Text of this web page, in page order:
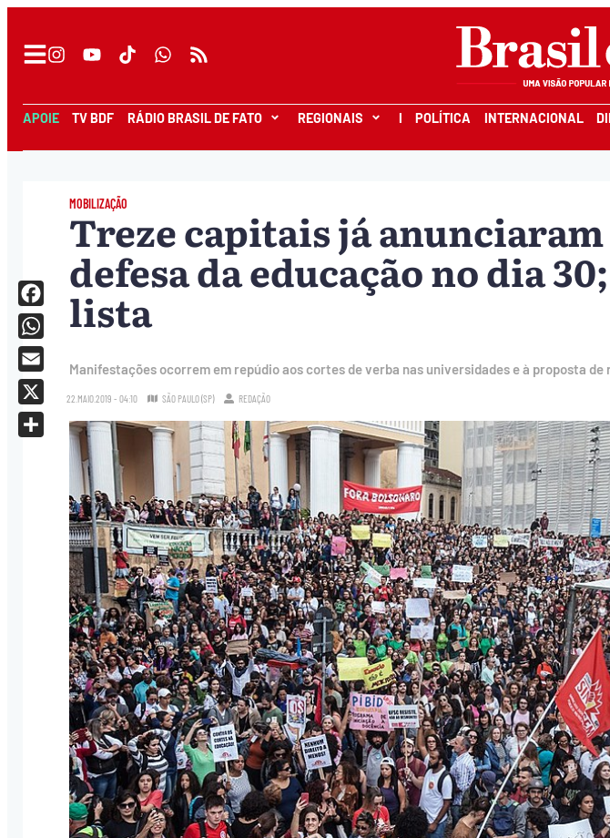
APOIE TV BDF RÁDIO BRASIL DE FATO REGIONAIS I POLÍTICA INTERNACIONAL
MOBILIZAÇÃO
Treze capitais já anunciaram
defesa da educação no dia
lista
Manifestações ocorrem em repúdio aos cortes de verba nas universidades e à proposta
22.MAIO.2019 - 04:10 SÃO PAULO (SP) REDAÇÃO
Facebook
WhatsApp
Email
X